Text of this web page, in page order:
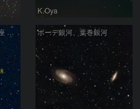
K.Oya
夜空は宝石箱(おおぐま座 NGC3198) Seestar50 ボーデ銀河、葉巻銀河